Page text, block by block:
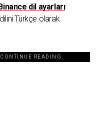
dil ayarları
Türkçe olarak
READING.